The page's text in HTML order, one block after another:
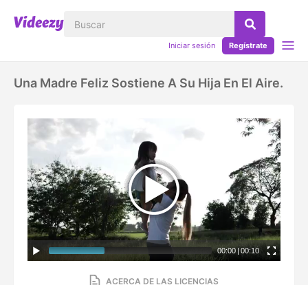
Iniciar sesión Regístrate
Una Madre Feliz Sostiene A Su Hija En El Aire.
00:00 |00:10
ACERCA DE LAS LICENCIAS